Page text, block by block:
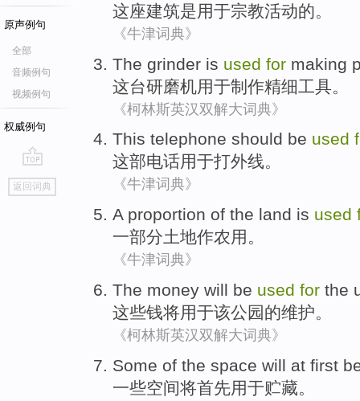
原声例句
全部
音频例句
视频例句
权威例句
go
top
返回词典
这座建筑是用于宗教活动的。
《牛津词典》
The grinder is used for making
这台研磨机用于制作精细工具。
《柯林斯英汉双解大词典》
This telephone should be used
这部电话用于打外线。
《牛津词典》
A proportion of the land is used
一部分土地作农用 。
《牛津词典》
The money will be used for the
这些钱将用于该公园的维护。
《柯林斯英汉双解大词典》
Some of the space will at first
一些空间将首先用于贮藏。